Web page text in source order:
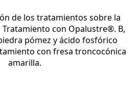
de los tratamientos sobre la
con Opalustre®. B,
pómez y ácido fosfórico
con fresa troncocónica
amarilla.